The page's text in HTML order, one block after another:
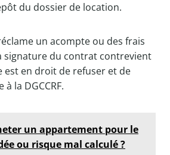
du dossier de location.
un acompte ou des frais
signature du contrat contrevient
est en droit de refuser et de
la DGCCRF.
un appartement pour le
ou risque mal calculé ?